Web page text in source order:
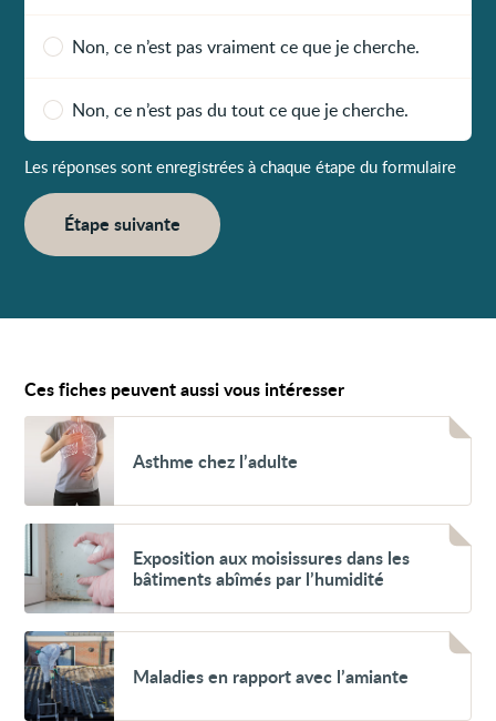
Non, ce n’est pas vraiment ce que je cherche.
Non, ce n’est pas du tout ce que je cherche.
Les réponses sont enregistrées à chaque étape du formulaire
Étape suivante
Ces fiches peuvent aussi vous intéresser
Voir
Asthme
chez
l’adulte
Asthme chez l’adulte
Voir
Exposition
aux
moisissures
dans
bâtiments
abîmés
par
l’humidité
Exposition aux moisissures dans les
bâtiments abîmés par l’humidité
Voir
Maladies
en
rapport
avec
Maladies en rapport avec l’amiante